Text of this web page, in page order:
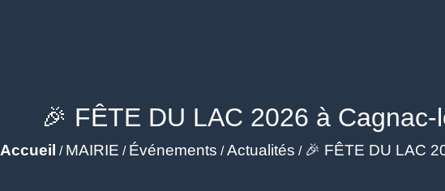
🎉 FÊTE DU LAC 2026 à Cagnac-
Accueil / MAIRIE / Événements /Actualités / 🎉 FÊTE DU LAC